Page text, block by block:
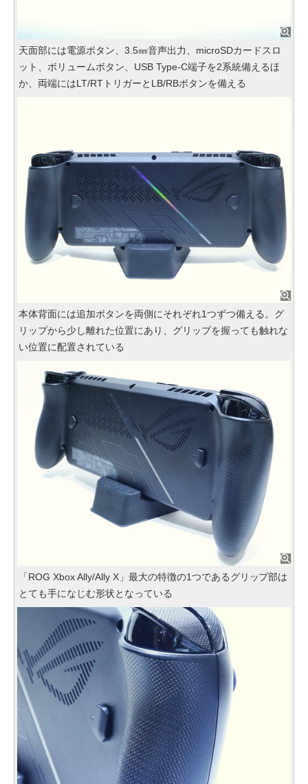
天面部には電源ボタン、3.5㎜音声出力、microSDカードスロ
ット、ボリュームボタン、USB Type-C端子を2系統備えるほ
か、両端にはLT/RTトリガーとLB/RBボタンを備える
本体背面には追加ボタンを両側にそれぞれ1つずつ備える。グ
リップから少し離れた位置にあり、グリップを握っても触れな
い位置に配置されている
「ROG Xbox Ally/Ally X」最大の特徴の1つであるグリップ部は
とても手になじむ形状となっている